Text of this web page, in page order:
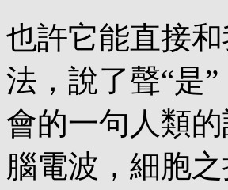
也許它能直接
法，說了聲“是
會的一句人類
腦電波，細胞